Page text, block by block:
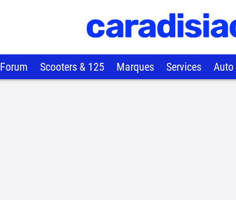
Forum Scooters & 125 Marques Services Auto